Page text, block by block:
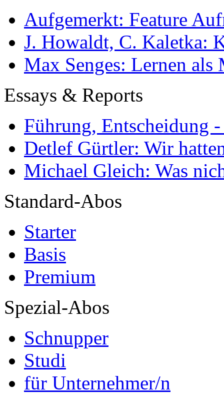
Aufgemerkt: Feature
J. Howaldt, C. Kaletka:
Max Senges: Lernen als
Essays & Reports
Führung, Entscheidung
Detlef Gürtler: Wir
Michael Gleich: Was
Standard-Abos
Starter
Basis
Premium
Spezial-Abos
Schnupper
Studi
für Unternehmer/n